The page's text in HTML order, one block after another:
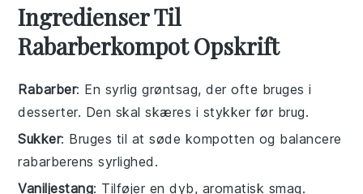
Ingredienser Til
Rabarberkompot Opskrift
Rabarber: En syrlig grøntsag, der ofte bruges i
desserter. Den skal skæres i stykker før brug.
Sukker: Bruges til at søde kompotten og balancere
rabarberens syrlighed.
Vaniljestang: Tilføjer en dyb, aromatisk smag.